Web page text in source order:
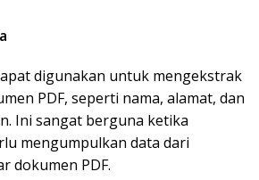
digunakan untuk mengekstrak
PDF, seperti nama, alamat, dan
Ini sangat berguna ketika
mengumpulkan data dari
dokumen PDF.